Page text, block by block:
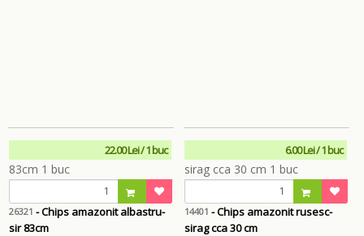
22.00 Lei / 1 buc
26321 - Chips amazonit albastru-
sir 83cm
6.00 Lei / 1 buc
14401 - Chips amazonit rusesc-
sirag cca 30 cm